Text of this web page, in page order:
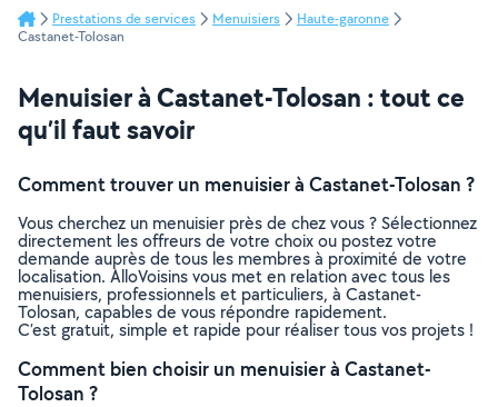
Prestations de services Menuisiers
Haute-garonne
Castanet-Tolosan
Menuisier à Castanet-Tolosan : tout ce
qu’il faut savoir
Comment trouver un menuisier à Castanet-Tolosan ?
Vous cherchez un menuisier près de chez vous ? Sélectionnez
directement les offreurs de votre choix ou postez votre
demande auprès de tous les membres à proximité de votre
localisation. AlloVoisins vous met en relation avec tous les
menuisiers, professionnels et particuliers, à Castanet-
Tolosan, capables de vous répondre rapidement.
C’est gratuit, simple et rapide pour réaliser tous vos projets !
Comment bien choisir un menuisier à Castanet-
Tolosan ?